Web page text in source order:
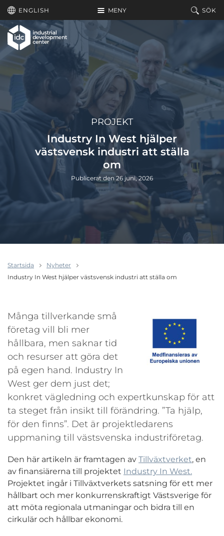
Hoppa till huvudinnehållet
MENY
ENGLISH SÖK
PROJEKT
Industry In West hjälper
västsvensk industri att ställa
om
Publicerat den 26 juni, 2026
Startsida
Nyheter
Industry In West hjälper västsvensk industri att ställa om
Många tillverkande små
företag vill bli mer
hållbara, men saknar tid
och resurser att göra det
på egen hand. Industry In
West ger dem just det;
konkret vägledning och expertkunskap för att
ta steget från insikt till förändring. ”Ta hjälp,
för den finns”. Det är projektledarens
uppmaning till västsvenska industriföretag.
Den här artikeln är framtagen av Tillväxtverket, en
av finansiärerna till projektet Industry In West.
Projektet ingår i Tillväxtverkets satsning för ett mer
hållbart och mer konkurrenskraftigt Västsverige för
att möta regionala utmaningar och bidra till en
cirkulär och hållbar ekonomi.